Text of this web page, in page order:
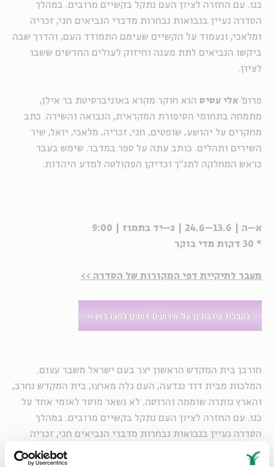
כנו. עם החזרה לציון העם נתקל בקשיים מרובים. במהלך
הסדרה נעיין בנבואות נבחרות מדברי הנביאים חגי, זכריה
ומלאכי, ונעמוד על הקשיים שעימם התמודד העם, והדרך שבה
ביקשו הנביאים לתת מענה וחיזוק לעולים החדשים ששבו
לציון.
פרופ' אלי עסיס הוא חוקר מקרא באוניברסיטת בר אילן,
מתמחה בתחומי הסיפורת המקראית, הנבואה והשירה. כתב
מחקרים על יהושע, שופטים, חגי, זכריה, מלאכי, יואל, שיר
השירים ותהלים. כותב עתה על ספר במדבר. שימש בעבר
כראש המחלקה לתנ"ך וכדיקן הפקולטה למדע היהדות.
א–ה | 13.6–24.6 | ג–יד בתמוז | 9:00
* 30 דקות מדי בוקר
מעבר לתיקיית דפי המקורות של הסדרה >>
חורבן בית המקדש הראשון יצר בעם ישראל משבר עצום.
המלכות מבית דוד נגדעה, העם גלה מארצו, בית המקדש נחרב,
והארץ נותרה שוממה והרוסה. לא נשאר מוסד לאומי אחד על
כנו. עם החזרה לציון העם נתקל בקשיים מרובים. במהלך
הסדרה נעיין בנבואות נבחרות מדברי הנביאים חגי, זכריה
ומלאכי, ונעמוד על הקשיים שעימם התמודד העם, והדרך שבה